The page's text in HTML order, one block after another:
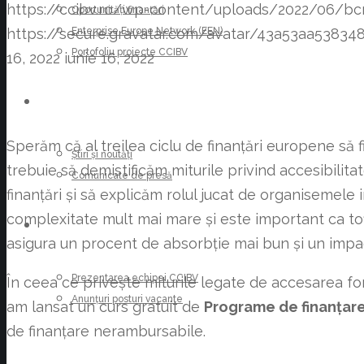
Oportunități finanțări
Enterprise Europe Network (EEN)
Portofoliu proiecte CCIBV
Știri și noutăți
Comunicate de presă
CARIERE
Prezentarea echipei CCIBV
Anunțuri posturi vacante
https://ccibv.ro/wp-content/uploads/2022/06/
https://secure.gravatar.com/avatar/
16, 2022 iunie 16, 2022
Sperăm că al treilea ciclu de finanțări europene
trebuie să demistificăm miturile privind
finanțări și să explicăm rolul jucat de
complexitate mult mai mare și este important ca
asigura un procent de absorbție mai bun și un
În ceea ce privește miturile legate de accesarea
am lansat un curs gratuit de Programe de
de finanțare nerambursabile.